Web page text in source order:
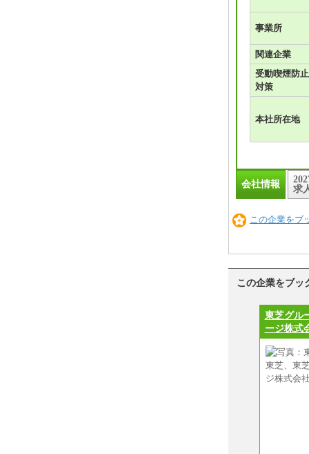
事業所
関連企業
受動喫煙防止
対策
本社所在地
会社情報
求
この企業をブ
この企業をブッ
東芝グル
ージ株式